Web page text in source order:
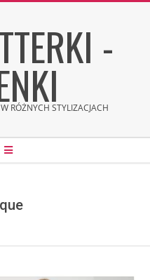
-
RÓŻNYCH STYLIZACJACH